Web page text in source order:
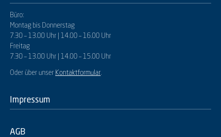
Büro:
Montag bis Donnerstag
7.30 – 13.00 Uhr | 14.00 – 16.00 Uhr
Freitag
7.30 – 13.00 Uhr | 14.00 – 15.00 Uhr
Oder über unser Kontaktformular.
Impressum
AGB